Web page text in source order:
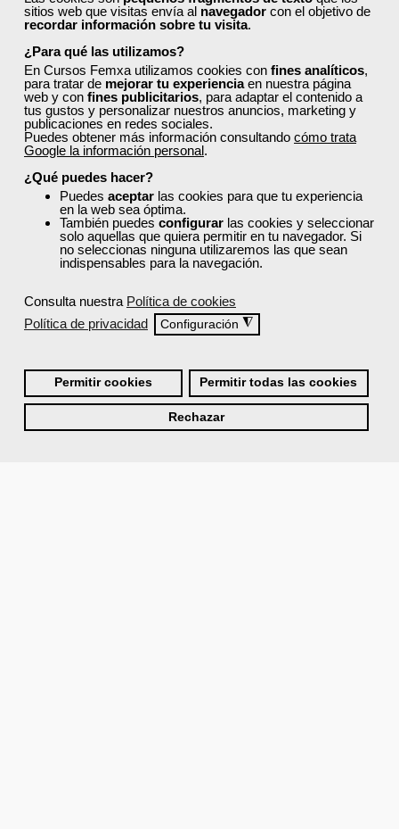
sitios web que visitas envía al navegador con el objetivo de
recordar información sobre tu visita.
¿Para qué las utilizamos?
En Cursos Femxa utilizamos cookies con fines analíticos,
para tratar de mejorar tu experienciaen nuestra página
web y con fines publicitarios, para adaptar el contenido a
tus gustos y personalizar nuestros anuncios, marketing y
publicaciones en redes sociales.
Puedes obtener más información consultando cómo trata
Google la información personal.
¿Qué puedes hacer?
Puedes aceptar las cookies para que tu experiencia
en la web sea óptima.
También puedes configurar las cookies y seleccionar
solo aquellas que quiera permitir en tu navegador. Si
no seleccionas ninguna utilizaremos las que sean
indispensables para la navegación.
Consulta nuestra Política de cookies
Política de privacidad
Configuración ◮
Permitir cookies Permitir todas las cookies
Rechazar